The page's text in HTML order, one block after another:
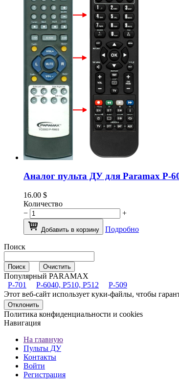
Аналог пульта ДУ для Paramax P-
16.00 $
Количество
−
+
Добавить в корзину Подробно
Поиск
Популярный PARAMAX
P-701
P-6040, P510, P512
P-509
Этот веб-сайт использует куки-файлы, чтобы
Отклонить
Политика конфиденциальности и cookies
Навигация
На главную
Пульты ДУ
Контакты
Войти
Регистрация